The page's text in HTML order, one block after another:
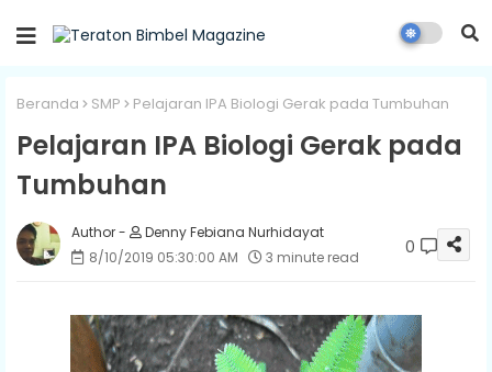
Beranda SMP Pelajaran IPA Biologi Gerak pada Tumbuhan
Pelajaran IPA Biologi Gerak pada
Tumbuhan
Denny Febiana Nurhidayat
8/10/2019 05:30:00 AM
3 minute read 0